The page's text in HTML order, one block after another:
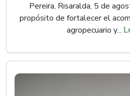
Pereira, Risaralda, 5 de
propósito de fortalecer el
agropecuario y...